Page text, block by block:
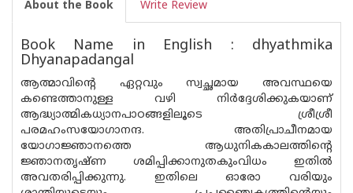
About the Book Write Review
Book Name in English : dhyathmika
Dhyanapadangal
ആത്മാവിന്റെ ഏറ്റവും സ്വച്ഛമായ അവസ്ഥയെ
കണ്ടെത്താനുള്ള വഴി നിര്‍ദ്ദേശിക്കുകയാണ്
ആദ്ധ്യാത്മികധ്യാനപാഠങ്ങളിലൂടെ ശ്രീശ്രീ
പരമഹംസയോഗാനന്ദ. അതിപ്രാചീനമായ
യോഗാജ്ഞാനത്തെ ആധുനികകാലത്തിന്റെ
ജ്ഞാനതൃഷ്ണ ശമിപ്പിക്കാനുതകുംവിധം ഇതില്‍
അവതരിപ്പിക്കുന്നു. ഇതിലെ ഓരോ വരിയും